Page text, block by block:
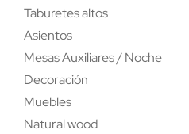
Taburetes altos
Asientos
Mesas Auxiliares / Noche
Decoración
Muebles
Natural wood